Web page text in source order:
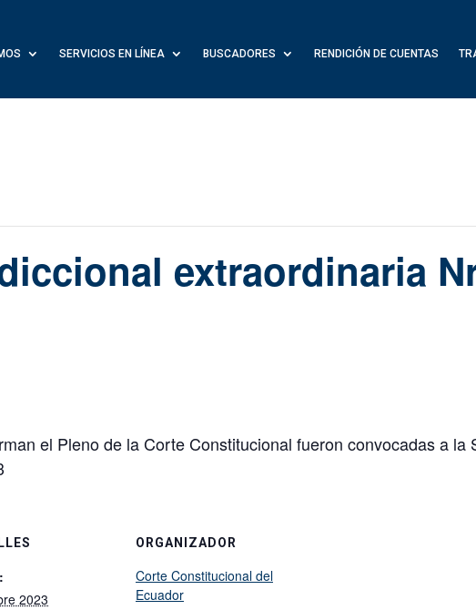
SERVICIOS EN LÍNEA BUSCADORES RENDICIÓN DE CUENTAS
extraordinaria
el Pleno de la Corte Constitucional fueron convocadas a la
2023
ORGANIZADOR
Corte Constitucional del
Ecuador